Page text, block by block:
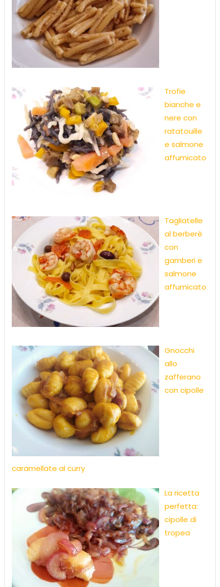
Trofie
bianche e
nere con
ratatouille
e salmone
affumicato
Tagliatelle
al berberè
con
gamberi e
salmone
affumicato
Gnocchi
allo
zafferano
con cipolle
caramellate al curry
La ricetta
perfetta:
cipolle di
tropea